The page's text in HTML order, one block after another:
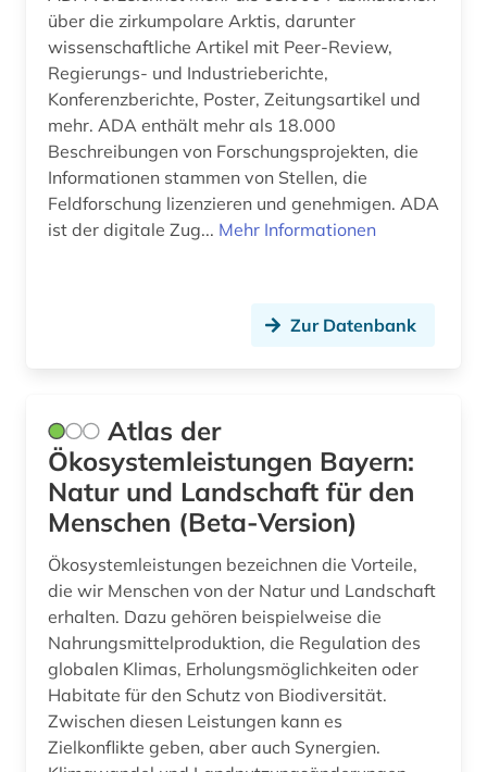
geschichte <1701-1800> (1)
gestein (1)
gesteine (1)
gesteinskunde (2)
gesteinsprobe (1)
glaziologie (2)
gletscher (1)
globaler süden (1)
glossar (1)
grundwasser (11)
grundwassergewinnung (2)
grundwasserleiter (2)
grundwasserreserve (2)
über die zirkumpolare Arktis, darunter
wissenschaftliche Artikel mit Peer-Review,
Regierungs- und Industrieberichte,
Konferenzberichte, Poster, Zeitungsartikel und
mehr. ADA enthält mehr als 18.000
Beschreibungen von Forschungsprojekten, die
Informationen stammen von Stellen, die
Feldforschung lizenzieren und genehmigen. ADA
ist der digitale Zug... Mehr Informationen
Zur Datenbank
Atlas der
Ökosystemleistungen Bayern:
Natur und Landschaft für den
Menschen (Beta-Version)
Ökosystemleistungen bezeichnen die Vorteile,
die wir Menschen von der Natur und Landschaft
erhalten. Dazu gehören beispielweise die
Nahrungsmittelproduktion, die Regulation des
globalen Klimas, Erholungsmöglichkeiten oder
Habitate für den Schutz von Biodiversität.
Zwischen diesen Leistungen kann es
Zielkonflikte geben, aber auch Synergien.